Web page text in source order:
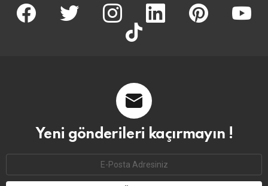
facebook twitter İnstagram linkedin pinterest
tiktok
Yeni gönderileri kaçırmayın !